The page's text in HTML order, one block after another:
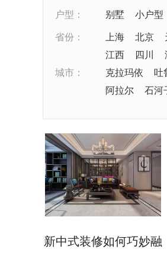
户型： 别墅 小户型
省份： 上海 北京
江西
四川
城市：
克拉玛依 吐
阿拉尔
石河
新中式装修如何巧妙融